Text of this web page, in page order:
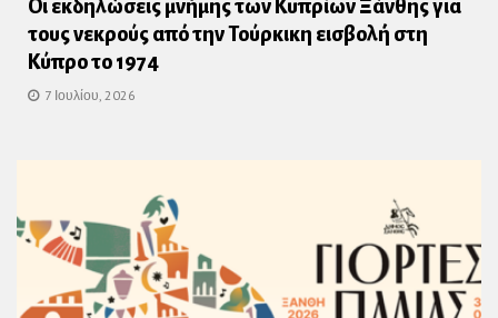
Οι εκδηλώσεις μνήμης των Κυπρίων Ξάνθης για
τους νεκρούς από την Τούρκικη εισβολή στη
Κύπρο το 1974
7 Ιουλίου, 2026